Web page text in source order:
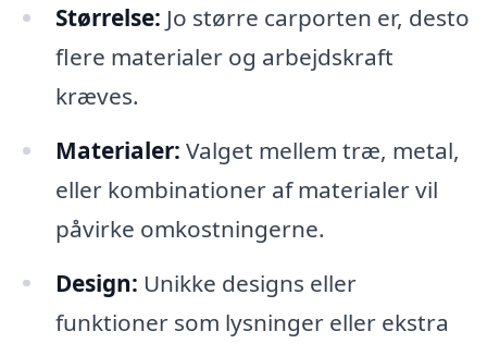
Størrelse: Jo større carporten er, desto
flere materialer og arbejdskraft
kræves.
Materialer: Valget mellem træ, metal,
eller kombinationer af materialer vil
påvirke omkostningerne.
Design: Unikke designs eller
funktioner som lysninger eller ekstra